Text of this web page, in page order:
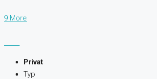
9 More
Privat
Typ